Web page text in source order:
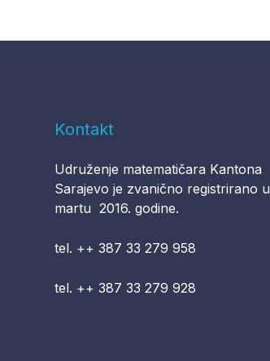
Kontakt
Udruženje matematičara Kantona
Sarajevo je zvanično registrirano u
martu 2016. godine.
tel. ++ 387 33 279 958
tel. ++ 387 33 279 928